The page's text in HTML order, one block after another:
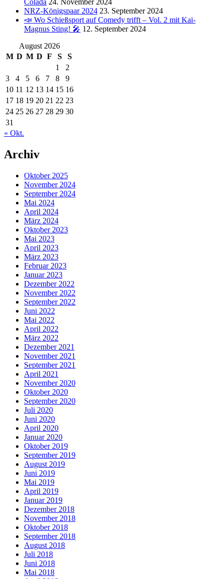
NRZ-Königspaar 2024 23. September 2024
📣 Wo Schießsport auf Comedy trifft – Vol. 2 mit Kai-
Magnus Sting! 🎤 12. September 2024
August 2026
M D M D F S
S
1
2
3
4 5 6 7 8
9
10 11 12 13 14 15 16
17 18 19 20 21 22 23
24 25 26 27 28 29 30
31
« Okt.
Archiv
Oktober 2025
November 2024
September 2024
Mai 2024
April 2024
März 2024
Oktober 2023
Mai 2023
April 2023
März 2023
Februar 2023
Januar 2023
Dezember 2022
November 2022
September 2022
Juni 2022
Mai 2022
April 2022
März 2022
Dezember 2021
November 2021
September 2021
April 2021
November 2020
Oktober 2020
September 2020
Juli 2020
Juni 2020
April 2020
Januar 2020
Oktober 2019
September 2019
August 2019
Juni 2019
Mai 2019
April 2019
Januar 2019
Dezember 2018
November 2018
Oktober 2018
September 2018
August 2018
Juli 2018
Juni 2018
Mai 2018